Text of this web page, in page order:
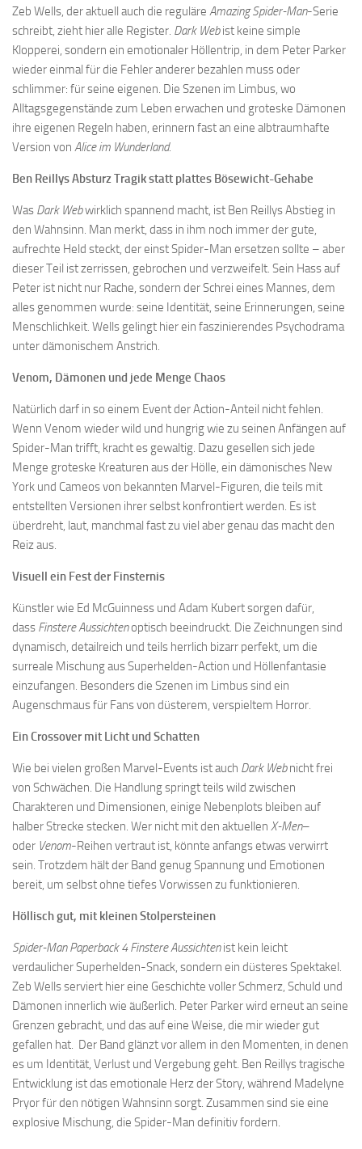
Zeb Wells, der aktuell auch die reguläre Amazing Spider-Man-Serie
schreibt, zieht hier alle Register. Dark Webist keine simple
Klopperei, sondern ein emotionaler Höllentrip, in dem Peter Parker
wieder einmal für die Fehler anderer bezahlen muss oder
schlimmer: für seine eigenen. Die Szenen im Limbus, wo
Alltagsgegenstände zum Leben erwachen und groteske Dämonen
ihre eigenen Regeln haben, erinnern fast an eine albtraumhafte
Version von Alice im Wunderland.
Ben Reillys Absturz Tragik statt plattes Bösewicht-Gehabe
Was Dark Webwirklich spannend macht, ist Ben Reillys Abstieg in
den Wahnsinn. Man merkt, dass in ihm noch immer der gute,
aufrechte Held steckt, der einst Spider-Man ersetzen sollte – aber
dieser Teil ist zerrissen, gebrochen und verzweifelt. Sein Hass auf
Peter ist nicht nur Rache, sondern der Schrei eines Mannes, dem
alles genommen wurde: seine Identität, seine Erinnerungen, seine
Menschlichkeit. Wells gelingt hier ein faszinierendes Psychodrama
unter dämonischem Anstrich.
Venom, Dämonen und jede Menge Chaos
Natürlich darf in so einem Event der Action-Anteil nicht fehlen.
Wenn Venom wieder wild und hungrig wie zu seinen Anfängen auf
Spider-Man trifft, kracht es gewaltig. Dazu gesellen sich jede
Menge groteske Kreaturen aus der Hölle, ein dämonisches New
York und Cameos von bekannten Marvel-Figuren, die teils mit
entstellten Versionen ihrer selbst konfrontiert werden. Es ist
überdreht, laut, manchmal fast zu viel aber genau das macht den
Reiz aus.
Visuell ein Fest der Finsternis
Künstler wie Ed McGuinness und Adam Kubert sorgen dafür,
dass Finstere Aussichtenoptisch beeindruckt. Die Zeichnungen sind
dynamisch, detailreich und teils herrlich bizarr perfekt, um die
surreale Mischung aus Superhelden-Action und Höllenfantasie
einzufangen. Besonders die Szenen im Limbus sind ein
Augenschmaus für Fans von düsterem, verspieltem Horror.
Ein Crossover mit Licht und Schatten
Wie bei vielen großen Marvel-Events ist auch Dark Webnicht frei
von Schwächen. Die Handlung springt teils wild zwischen
Charakteren und Dimensionen, einige Nebenplots bleiben auf
halber Strecke stecken. Wer nicht mit den aktuellen X-Men–
oder Venom-Reihen vertraut ist, könnte anfangs etwas verwirrt
sein. Trotzdem hält der Band genug Spannung und Emotionen
bereit, um selbst ohne tiefes Vorwissen zu funktionieren.
Höllisch gut, mit kleinen Stolpersteinen
Spider-Man Paperback 4 Finstere Aussichtenist kein leicht
verdaulicher Superhelden-Snack, sondern ein düsteres Spektakel.
Zeb Wells serviert hier eine Geschichte voller Schmerz, Schuld und
Dämonen innerlich wie äußerlich. Peter Parker wird erneut an seine
Grenzen gebracht, und das auf eine Weise, die mir wieder gut
gefallen hat. Der Band glänzt vor allem in den Momenten, in denen
es um Identität, Verlust und Vergebung geht. Ben Reillys tragische
Entwicklung ist das emotionale Herz der Story, während Madelyne
Pryor für den nötigen Wahnsinn sorgt. Zusammen sind sie eine
explosive Mischung, die Spider-Man definitiv fordern.